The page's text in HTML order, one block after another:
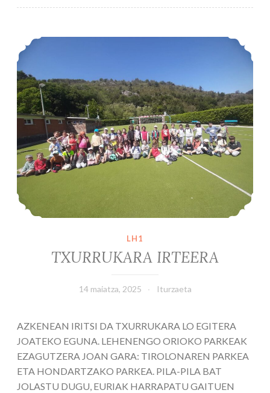
TXURRUKARA IRTEERA
LH1
TXURRUKARA IRTEERA
14 maiatza, 2025 Iturzaeta
AZKENEAN IRITSI DA TXURRUKARA LO EGITERA
JOATEKO EGUNA. LEHENENGO ORIOKO PARKEAK
EZAGUTZERA JOAN GARA: TIROLONAREN PARKEA
ETA HONDARTZAKO PARKEA. PILA-PILA BAT
JOLASTU DUGU, EURIAK HARRAPATU GAITUEN